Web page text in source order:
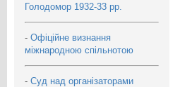
Голодомор 1932-33 рр.
- Офіційне визнання
міжнародною спільнотою
- Суд над організаторами